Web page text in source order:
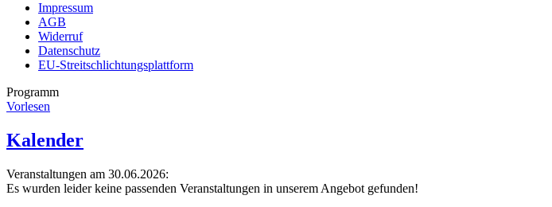
Impressum
AGB
Widerruf
Datenschutz
EU-Streitschlichtungsplattform
Programm
Vorlesen
Kalender
Veranstaltungen am 30.06.2026:
Es wurden leider keine passenden Veranstaltungen in unserem Angebot gefunden!